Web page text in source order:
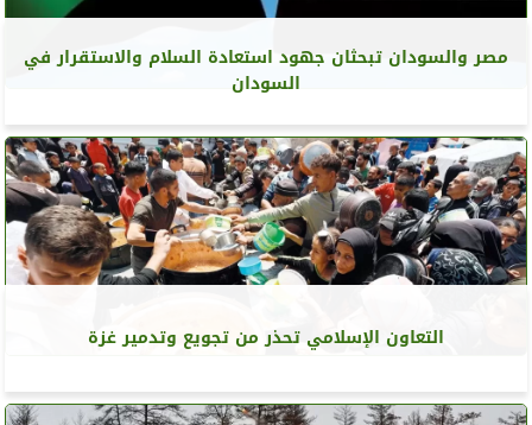
مصر والسودان تبحثان جهود استعادة السلام والاستقرار في
السودان
التعاون الإسلامي تحذر من تجويع وتدمير غزة